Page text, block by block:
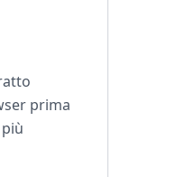
prima